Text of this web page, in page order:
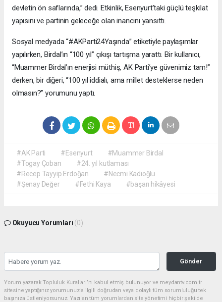
devletin ön saflarında,” dedi. Etkinlik, Esenyurt’taki güçlü teşkilat
yapısını ve partinin geleceğe olan inancını yansıttı.
Sosyal medyada “#AKParti24Yaşında” etiketiyle paylaşımlar
yapılırken, Birdal’ın “100 yıl” çıkışı tartışma yarattı. Bir kullanıcı,
“Muammer Birdal’ın enerjisi müthiş, AK Parti’ye güvenimiz tam!”
derken, bir diğeri, “100 yıl iddialı, ama millet desteklerse neden
olmasın?” yorumunu yaptı.
#AK Parti #Esenyurt
#Muammer Birdal
#Togay Çoban
#24. yıl kutlaması
#Recep Tayyip Erdoğan
#Necmi Kadıoğlu
#Şenay Değer
#Fethi Kaya #başarı hikâyesi
Okuyucu Yorumları (0)
Gönder
Yorum yazarak Topluluk Kuralları’nı kabul etmiş bulunuyor ve meydantv.com.tr
sitesine yaptığınız yorumunuzla ilgili doğrudan veya dolaylı tüm sorumluluğu tek
başınıza üstleniyorsunuz. Yazılan tüm yorumlardan site yönetimi hiçbir şekilde